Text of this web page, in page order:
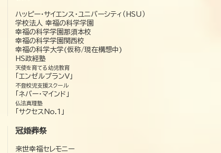
ハッピー・サイエンス・ユニバーシティ（HSU）
学校法人 幸福の科学学園
幸福の科学学園那須本校
幸福の科学学園関西校
幸福の科学大学(仮称/現在構想中)
HS政経塾
天使を育てる幼児教育
「エンゼルプランV」
不登校児支援スクール
「ネバー・マインド」
仏法真理塾
「サクセスNo.1」
冠婚葬祭
来世幸福セレモニー